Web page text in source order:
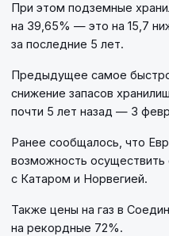
При этом подземные
на 39,65% — это на 15,7
за последние 5 лет.
Предыдущее самое
снижение запасов
почти 5 лет назад — 3
Ранее сообщалось, что
возможность осуществить
с Катаром и Норвегией.
Также цены на газ в
на рекордные 72%.